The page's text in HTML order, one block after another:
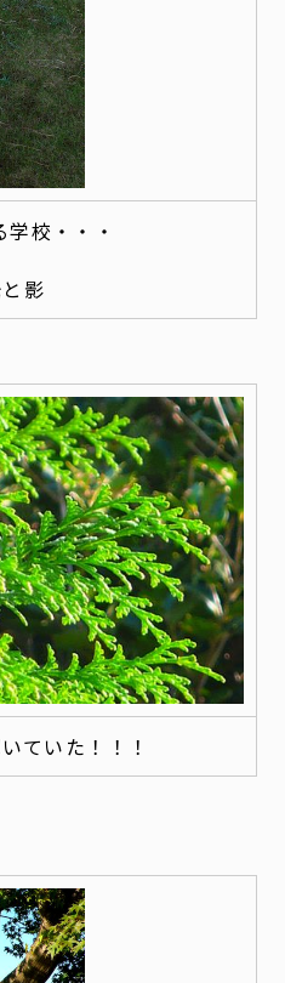
校・・・
影
ていた！！！